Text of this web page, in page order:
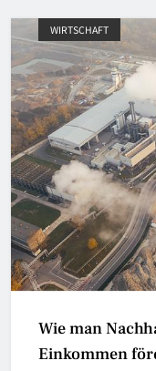
WIRTSCHAFT
Wie man
Einkommen